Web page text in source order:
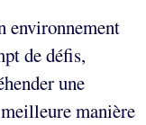
environnement
de défis,
une
manière